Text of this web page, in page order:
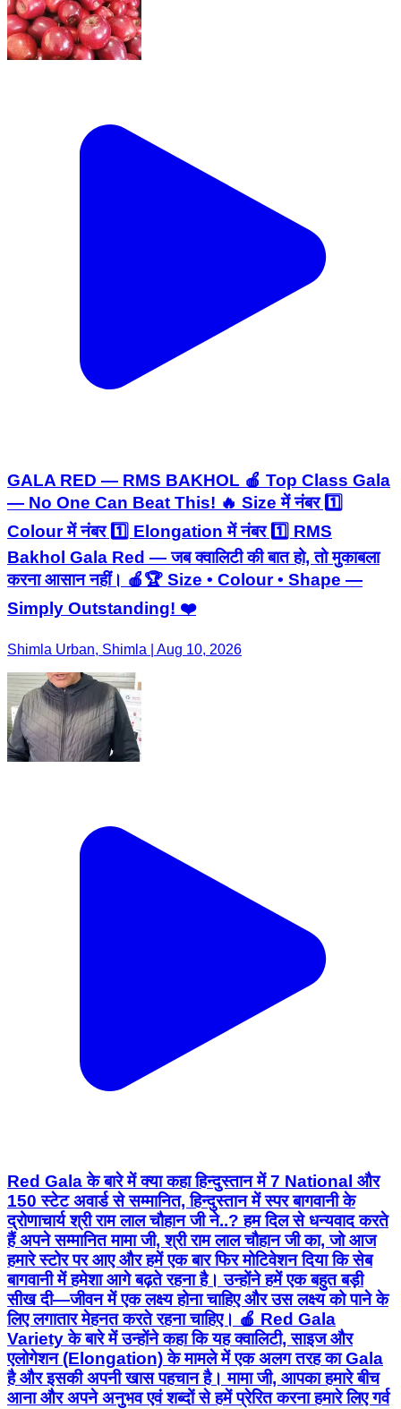
GALA RED — RMS BAKHOL 🍎 Top Class Gala
— No One Can Beat This! 🔥 Size में नंबर 1️⃣
Colour में नंबर 1️⃣ Elongation में नंबर 1️⃣ RMS
Bakhol Gala Red — जब क्वालिटी की बात हो, तो मुकाबला
करना आसान नहीं। 🍎🏆 Size • Colour • Shape —
Simply Outstanding! ❤️
Shimla Urban, Shimla | Aug 10, 2026
Red Gala के बारे में क्या कहा हिन्दुस्तान में 7 National और
150 स्टेट अवार्ड से सम्मानित, हिन्दुस्तान में स्पर बागवानी के
द्रोणाचार्य श्री राम लाल चौहान जी ने..? हम दिल से धन्यवाद करते
हैं अपने सम्मानित मामा जी, श्री राम लाल चौहान जी का, जो आज
हमारे स्टोर पर आए और हमें एक बार फिर मोटिवेशन दिया कि सेब
बागवानी में हमेशा आगे बढ़ते रहना है। उन्होंने हमें एक बहुत बड़ी
सीख दी—जीवन में एक लक्ष्य होना चाहिए और उस लक्ष्य को पाने के
लिए लगातार मेहनत करते रहना चाहिए। 🍎 Red Gala
Variety के बारे में उन्होंने कहा कि यह क्वालिटी, साइज और
एलोगेशन (Elongation) के मामले में एक अलग तरह का Gala
है और इसकी अपनी खास पहचान है। मामा जी, आपका हमारे बीच
आना और अपने अनुभव एवं शब्दों से हमें प्रेरित करना हमारे लिए गर्व